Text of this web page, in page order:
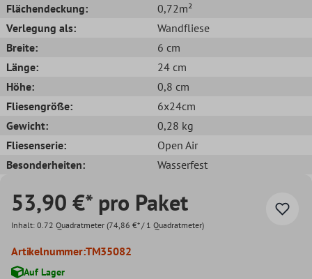
Flächendeckung:
0,72m²
Verlegung als:
Wandfliese
Breite:
6 cm
Länge:
24 cm
Höhe:
0,8 cm
Fliesengröße:
6x24cm
Gewicht:
0,28 kg
Fliesenserie:
Open Air
Besonderheiten:
Wasserfest
53,90 €* pro Paket
Inhalt: 0.72 Quadratmeter (74,86 €* / 1 Quadratmeter)
Artikelnummer:TM35082
Auf Lager